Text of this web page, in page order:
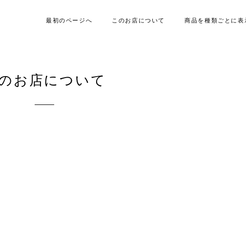
最初のページへ このお店について 商品を種類ごとに表
お店について